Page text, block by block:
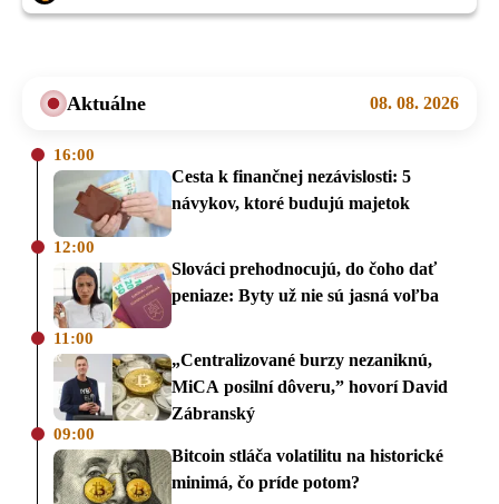
Aktuálne 08. 08. 2026
16:00
Cesta k finančnej nezávislosti: 5
návykov, ktoré budujú majetok
12:00
Slováci prehodnocujú, do čoho dať
peniaze: Byty už nie sú jasná voľba
11:00
„Centralizované burzy nezaniknú,
MiCA posilní dôveru,” hovorí David
Zábranský
09:00
Bitcoin stláča volatilitu na historické
minimá, čo príde potom?